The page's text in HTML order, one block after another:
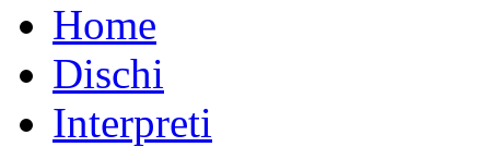
Home
Dischi
Interpreti